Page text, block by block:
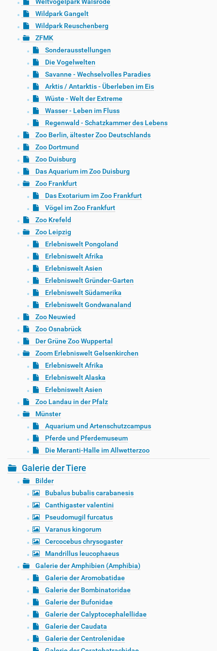
Weltvogelpark Walsrode
Wildpark Gangelt
Wildpark Reuschenberg
ZFMK
Sonderausstellungen
Die Vogelwelten
Savanne - Wechselvolles Paradies
Arktis / Antarktis - Überleben im Eis
Wüste - Welt der Extreme
Wasser - Leben im Fluss
Regenwald - Schatzkammer des Lebens
Zoo Berlin, ältester Zoo Deutschlands
Zoo Dortmund
Zoo Duisburg
Das Aquarium im Zoo Duisburg
Zoo Frankfurt
Das Exotarium im Zoo Frankfurt
Vögel im Zoo Frankfurt
Zoo Krefeld
Zoo Leipzig
Erlebniswelt Pongoland
Erlebniswelt Afrika
Erlebniswelt Asien
Erlebniswelt Gründer-Garten
Erlebniswelt Südamerika
Erlebniswelt Gondwanaland
Zoo Neuwied
Zoo Osnabrück
Der Grüne Zoo Wuppertal
Zoom Erlebniswelt Gelsenkirchen
Erlebniswelt Afrika
Erlebniswelt Alaska
Erlebniswelt Asien
Zoo Landau in der Pfalz
Münster
Aquarium und Artenschutzcampus
Pferde und Pferdemuseum
Die Meranti-Halle im Allwetterzoo
Galerie der Tiere
Bilder
Bubalus bubalis carabanesis
Canthigaster valentini
Pseudomugil furcatus
Varanus kingorum
Cercocebus chrysogaster
Mandrillus leucophaeus
Galerie der Amphibien (Amphibia)
Galerie der Aromobatidae
Galerie der Bombinatoridae
Galerie der Bufonidae
Galerie der Calyptocephalellidae
Galerie der Caudata
Galerie der Centrolenidae